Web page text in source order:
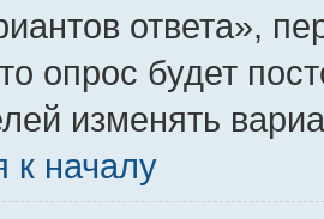
ответа»,
опрос будет
изменять
к началу